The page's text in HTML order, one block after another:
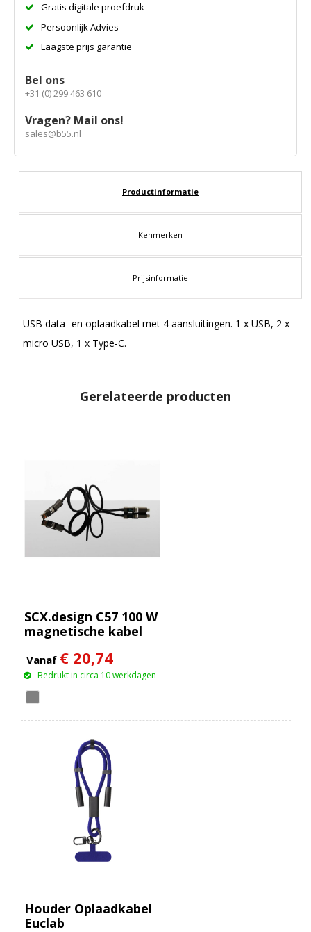
Gratis digitale proefdruk
Persoonlijk Advies
Laagste prijs garantie
Bel ons
+31 (0) 299 463 610
Vragen? Mail ons!
sales@b55.nl
Productinformatie
Kenmerken
Prijsinformatie
USB data- en oplaadkabel met 4 aansluitingen. 1 x USB, 2 x
micro USB, 1 x Type-C.
Gerelateerde producten
SCX.design C57 100 W
magnetische kabel
Vanaf € 20,74
Bedrukt in circa 10 werkdagen
Houder Oplaadkabel
Euclab